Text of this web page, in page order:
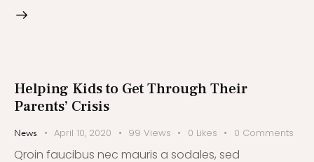
Helping Kids to Get Through Their
Parents’ Crisis
News April 10, 2020 99 Views 0 Likes 0 Comments
Qroin faucibus nec mauris a sodales, sed